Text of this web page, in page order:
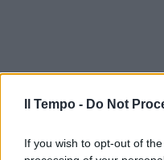
Il Tempo - Do Not
If you wish to opt-out of